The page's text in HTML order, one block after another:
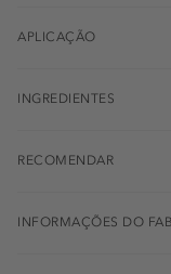
APLICAÇÃO
INGREDIENTES
RECOMENDAR
INFORMAÇÕES DO